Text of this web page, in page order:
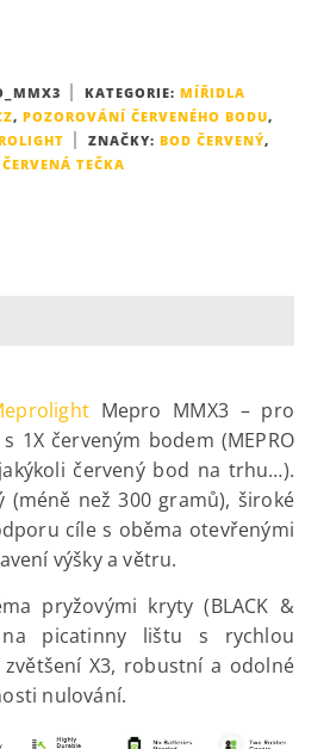
KATEGORIE: MÍŘIDLA
, POZOROVÁNÍ ČERVENÉHO BODU,
ZNAČKY: BOD ČERVENÝ,
ČERVENÁ TEČKA
Mepro MMX3 – pro
1X červeným bodem (MEPRO
jakýkoli červený bod na trhu…).
(méně než 300 gramů), široké
cíle s oběma otevřenými
výšky a větru.
pryžovými kryty (BLACK &
picatinny lištu s rychlou
X3, robustní a odolné
nulování.